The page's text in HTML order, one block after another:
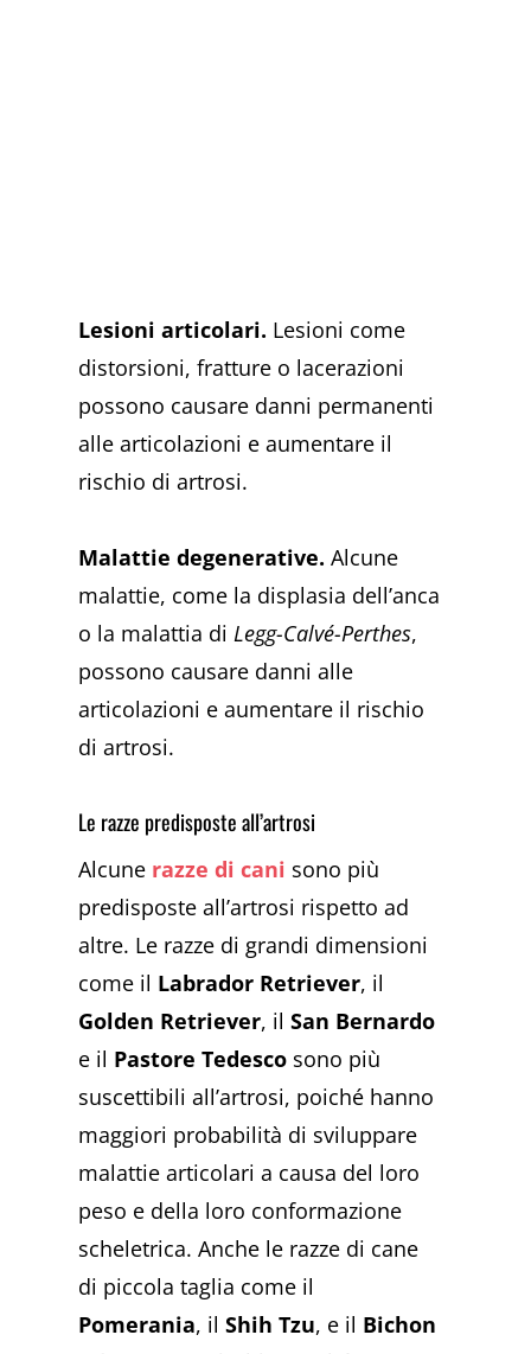
Lesioni articolari. Lesioni come
distorsioni, fratture o lacerazioni
possono causare danni permanenti
alle articolazioni e aumentare il
rischio di artrosi.
Malattie degenerative. Alcune
malattie, come la displasia dell’anca
o la malattia di Legg-Calvé-Perthes,
possono causare danni alle
articolazioni e aumentare il rischio
di artrosi.
Le razze predisposte all’artrosi
Alcune razze di cani sono più
predisposte all’artrosi rispetto ad
altre. Le razze di grandi dimensioni
come il Labrador Retriever, il
Golden Retriever, ilSan Bernardo
e il Pastore Tedesco sono più
suscettibili all’artrosi, poiché hanno
maggiori probabilità di sviluppare
malattie articolari a causa del loro
peso e della loro conformazione
scheletrica. Anche le razze di cane
di piccola taglia come il
Pomerania, ilShih Tzu, e il Bichon